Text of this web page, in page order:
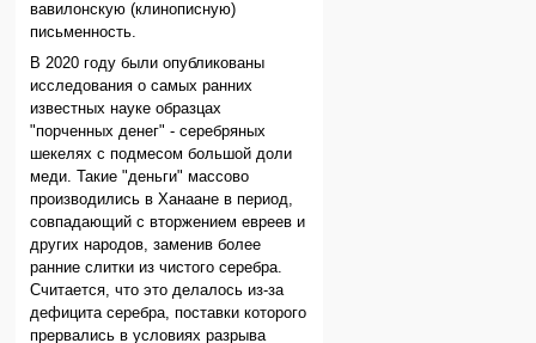
вавилонскую (клинописную)
письменность.
В 2020 году были опубликованы
исследования о самых ранних
известных науке образцах
"порченных денег" - серебряных
шекелях с подмесом большой доли
меди. Такие "деньги" массово
производились в Ханаане в период,
совпадающий с вторжением евреев и
других народов, заменив более
ранние слитки из чистого серебра.
Считается, что это делалось из-за
дефицита серебра, поставки которого
прервались в условиях разрыва